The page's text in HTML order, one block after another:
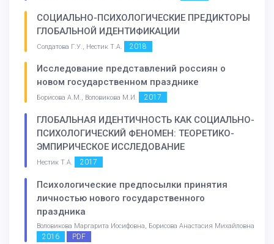
СОЦИАЛЬНО-ПСИХОЛОГИЧЕСКИЕ ПРЕДИКТОРЫ
ГЛОБАЛЬНОЙ ИДЕНТИФИКАЦИИ
Солдатова Г.У., Нестик Т.А. 2018
Исследование представлений россиян о
новом государственном празднике
Борисова А.М., Воловикова М.И. 2017
ГЛОБАЛЬНАЯ ИДЕНТИЧНОСТЬ КАК СОЦИАЛЬНО-
ПСИХОЛОГИЧЕСКИЙ ФЕНОМЕН: ТЕОРЕТИКО-
ЭМПИРИЧЕСКОЕ ИССЛЕДОВАНИЕ
Нестик Т.А. 2017
Психологические предпосылки принятия
личностью нового государственного
праздника
Воловикова Маргарита Иосифовна, Борисова Анастасия Михайловна
2016 PDF